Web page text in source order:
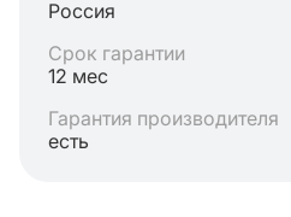
Россия
Срок гарантии
12 мес
Гарантия производителя
есть